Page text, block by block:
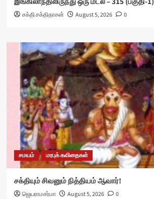
சக்தி சக்திதாசன் August 5, 2026 0
சமயம் மரபுக் கவிதைகள்
சக்தியும் சிவனும் நித்தியம் ஆவார்!
ஜெயராமசர்மா August 5, 2026 0